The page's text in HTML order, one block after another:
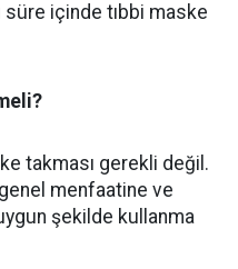
içinde tıbbi maske
takması gerekli değil.
menfaatine ve
şekilde kullanma